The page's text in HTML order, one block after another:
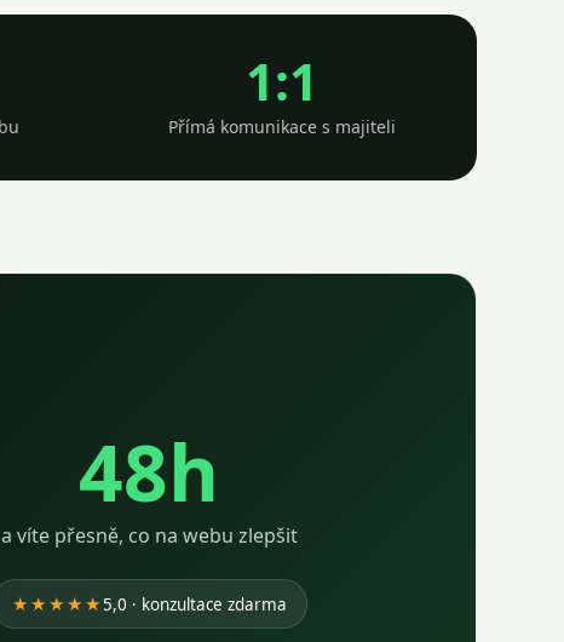
1:1
Přímá komunikace s majiteli
48h
a víte přesně, co na webu zlepšit
★★★★★5,0 · konzultace zdarma